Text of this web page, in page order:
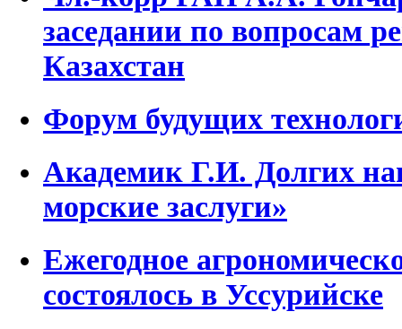
заседании по вопросам
Казахстан
Форум будущих
Академик Г.И. Долгих
морские заслуги»
Ежегодное
состоялось в Уссурийске